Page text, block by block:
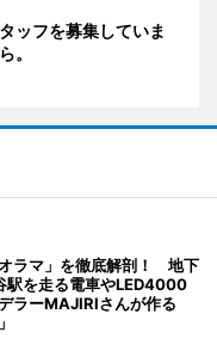
ッフを募集していま
。
ラマ」を徹底解剖！ 地下
駅を走る電車やLED4000
ラーMAJIRIさんが作る